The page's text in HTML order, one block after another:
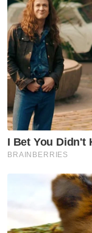
Tular Perut
Bukan Di